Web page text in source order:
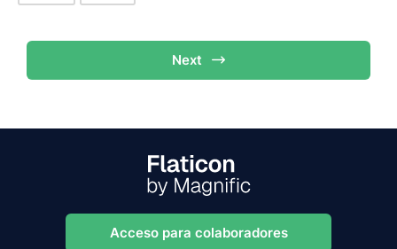
Next
Acceso para colaboradores